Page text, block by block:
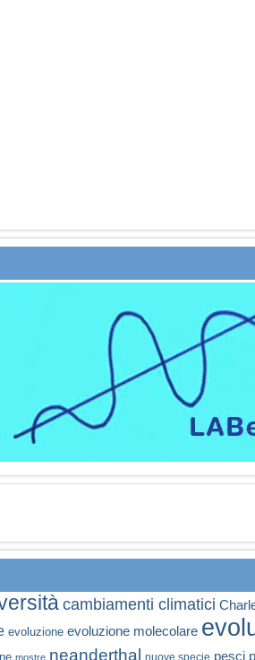
cambiamenti climatici
evoluzione evoluzione molecolare
mostre neanderthal nuove specie pesci